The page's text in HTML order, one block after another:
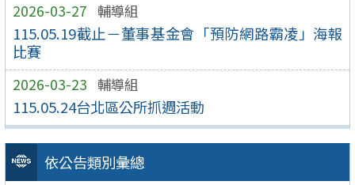
2026-03-27 輔導組
115.05.19截止－董事基金會「預防網路霸凌」海報
比賽
2026-03-23 輔導組
115.05.24台北區公所抓週活動
依公告類別彙總